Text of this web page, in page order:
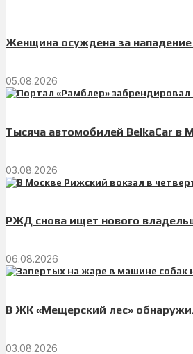
Женщина осуждена за
05.08.2026
Тысяча автомобилей BelkaCar в
03.08.2026
РЖД снова ищет нового
06.08.2026
В ЖК «Мещерский лес»
03.08.2026